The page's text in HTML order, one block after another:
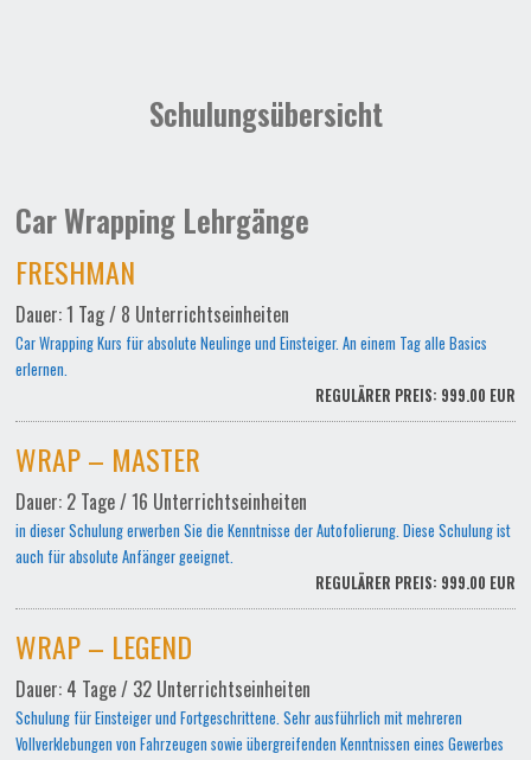
Schulungsübersicht
Car Wrapping Lehrgänge
FRESHMAN
Dauer: 1 Tag / 8 Unterrichtseinheiten
Car Wrapping Kurs für absolute Neulinge und Einsteiger. An einem Tag alle Basics
erlernen.
REGULÄRER PREIS: 999.00 EUR
WRAP – MASTER
Dauer: 2 Tage / 16 Unterrichtseinheiten
in dieser Schulung erwerben Sie die Kenntnisse der Autofolierung. Diese Schulung ist
auch für absolute Anfänger geeignet.
REGULÄRER PREIS: 999.00 EUR
WRAP – LEGEND
Dauer: 4 Tage / 32 Unterrichtseinheiten
Schulung für Einsteiger und Fortgeschrittene. Sehr ausführlich mit mehreren
Vollverklebungen von Fahrzeugen sowie übergreifenden Kenntnissen eines Gewerbes